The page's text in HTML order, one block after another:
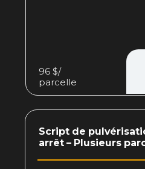
Script de
arrêt – Plusieurs
96 $/
parcelle